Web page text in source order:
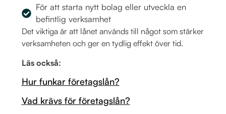
För att starta nytt bolag eller utveckla en
befintlig verksamhet
Det viktiga är att lånet används till något som stärker
verksamheten och ger en tydlig effekt över tid.
Läs också:
Hur funkar företagslån?
Vad krävs för företagslån?